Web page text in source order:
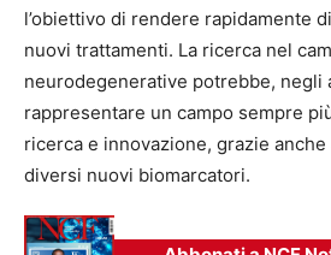
l’obiettivo di rendere rapidamente
nuovi trattamenti. La ricerca nel
neurodegenerative potrebbe, negli
rappresentare un campo sempre
ricerca e innovazione, grazie
diversi nuovi biomarcatori.